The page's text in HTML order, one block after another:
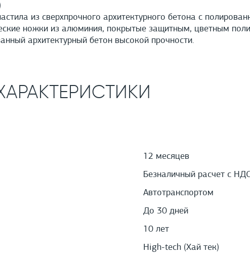
из сверхпрочного архитектурного бетона с
ножки из алюминия, покрытые защитным, цветным
архитектурный бетон высокой прочности.
12 месяцев
Безналичный расчет с
Автотранспортом
До 30 дней
10 лет
High-tech (Хай тек)